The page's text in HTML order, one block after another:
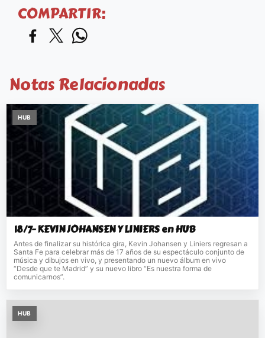
COMPARTIR:
Notas Relacionadas
HUB
18/7- KEVIN JOHANSEN Y LINIERS en HUB
Antes de finalizar su histórica gira, Kevin Johansen y Liniers regresan a
Santa Fe para celebrar más de 17 años de su espectáculo conjunto de
música y dibujos en vivo, y presentando un nuevo álbum en vivo
“Desde que te Madrid” y su nuevo libro “Es nuestra forma de
comunicarnos”.
HUB